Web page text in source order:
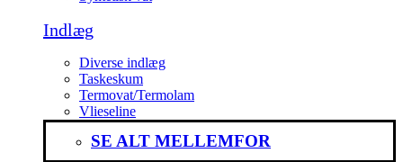
Indlæg
Diverse indlæg
Taskeskum
Termovat/Termolam
Vlieseline
SE ALT MELLEMFOR